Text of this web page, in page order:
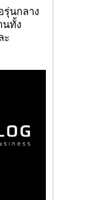
รุ่นกลาง
นทั้ง
ะ